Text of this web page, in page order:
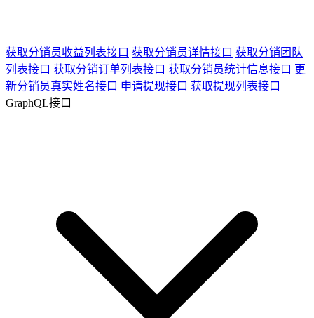
获取分销员收益列表接口 获取分销员详情接口 获取分销团队
列表接口 获取分销订单列表接口 获取分销员统计信息接口 更
新分销员真实姓名接口 申请提现接口 获取提现列表接口
GraphQL接口